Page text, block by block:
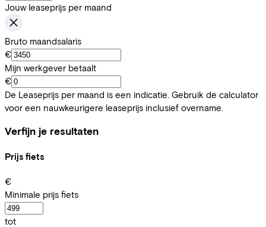
Jouw leaseprijs per maand
Bruto maandsalaris
€
Mijn werkgever betaalt
€
De Leaseprijs per maand is een indicatie. Gebruik de calculator
voor een nauwkeurigere leaseprijs inclusief overname.
Verfijn je resultaten
Prijs fiets
€
Minimale prijs fiets
tot